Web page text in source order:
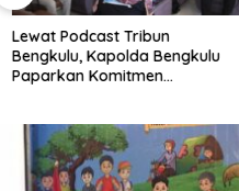
Lewat Podcast Tribun
Bengkulu, Kapolda Bengkulu
Paparkan Komitmen